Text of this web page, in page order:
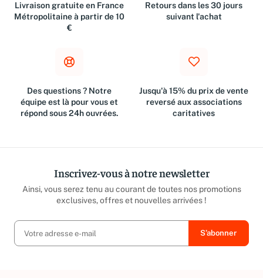
Livraison gratuite en France
Métropolitaine à partir de 10
€
Retours dans les 30 jours
suivant l'achat
Des questions ? Notre
équipe est là pour vous et
répond sous 24h ouvrées.
Jusqu'à 15% du prix de vente
reversé aux associations
caritatives
Inscrivez-vous à notre newsletter
Ainsi, vous serez tenu au courant de toutes nos promotions
exclusives, offres et nouvelles arrivées !